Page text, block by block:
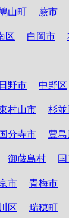
山町 蕨市
区 白岡市
日野市 中野区
村山市 杉並
国分寺市 豊島
御蔵島村
市 青梅市
区 瑞穂町